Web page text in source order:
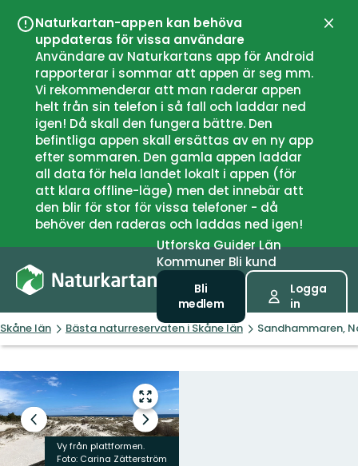
Naturkartan-appen kan behöva
uppdateras för vissa användare
Användare av Naturkartans app för Android
rapporterar i sommar att appen är seg mm.
Vi rekommenderar att man raderar appen
helt från sin telefon i så fall och laddar ned
igen! Då skall den fungera bättre. Den
befintliga appen skall ersättas av en ny app
efter sommaren. Den gamla appen laddar
all data för hela landet lokalt i appen (för
att klara offline-läge) men det innebär att
den blir för stor för vissa telefoner - då
behöver den raderas och laddas ned igen!
UtforskaGuiderLän
Kommuner Bli kund
Bli
medlem
Logga
in
Skåne län Bästa naturreservaten i Skåne län Sandhammaren,
Gå
till
helskärmsläge
Föregående
bild
Nästa
bildspel
Vy från plattformen.
Foto: Carina Zätterström